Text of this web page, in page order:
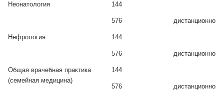
Неонатология 144
576 дистанционно
Нефрология 144
576 дистанционно
Общая врачебная практика
(семейная медицина)
144
576 дистанционно